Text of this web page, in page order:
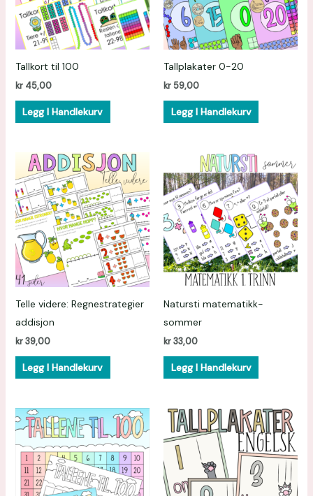
Tallkort til 100
kr45,00
Legg I Handlekurv
Tallplakater 0-20
kr 59,00
Legg I Handlekurv
Telle videre: Regnestrategier
addisjon
kr39,00
Legg I Handlekurv
Natursti matematikk-
sommer
kr33,00
Legg I Handlekurv